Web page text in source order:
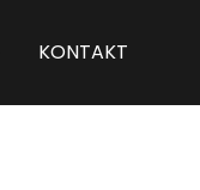
KONTAKT